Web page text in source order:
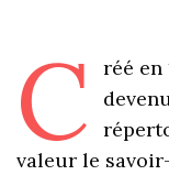
C
réé en
valeur le